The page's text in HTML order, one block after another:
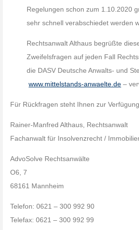
Regelungen schon zum 1.10.2020
sehr schnell verabschiedet werden
Rechtsanwalt Althaus begrüßte
Zweifelsfragen auf jeden Fall
die DASV Deutsche Anwalts- und
www.mittelstands-anwaelte.de –
Für Rückfragen steht Ihnen zur
Rainer-Manfred Althaus, Rechtsanwalt
Fachanwalt für Insolvenzrecht /
AdvoSolve Rechtsanwälte
O6, 7
68161 Mannheim
Telefon: 0621 – 300 992 90
Telefax: 0621 – 300 992 99